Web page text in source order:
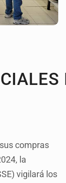
compras
la
vigilará los